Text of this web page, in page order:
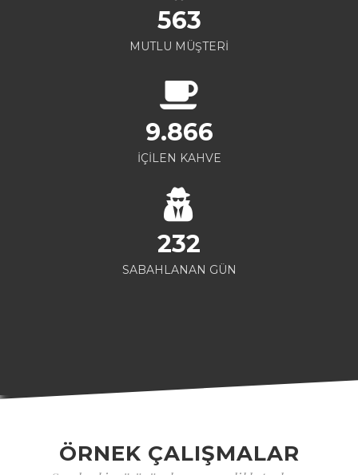
563
MUTLU MÜŞTERİ
9.866
İÇİLEN KAHVE
232
SABAHLANAN GÜN
ÖRNEK ÇALIŞMALAR